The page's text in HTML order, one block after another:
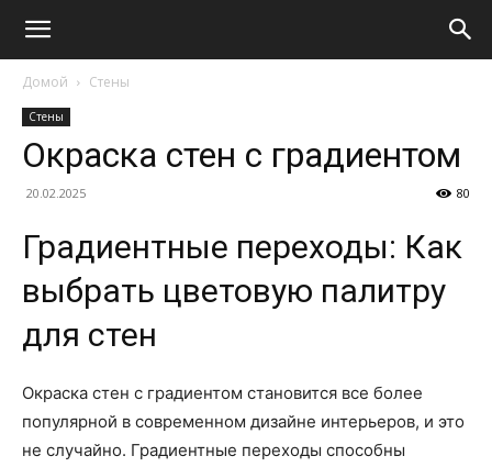
Домой Стены
Стены
Окраска стен с градиентом
20.02.2025 80
Градиентные переходы: Как
выбрать цветовую палитру
для стен
Окраска стен с градиентом становится все более
популярной в современном дизайне интерьеров, и это
не случайно. Градиентные переходы способны